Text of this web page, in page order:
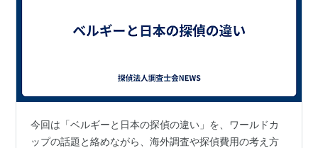
今回は「ベルギーと日本の探偵の違い」を、ワールドカ
ップの話題と絡めながら、海外調査や探偵費用の考え方